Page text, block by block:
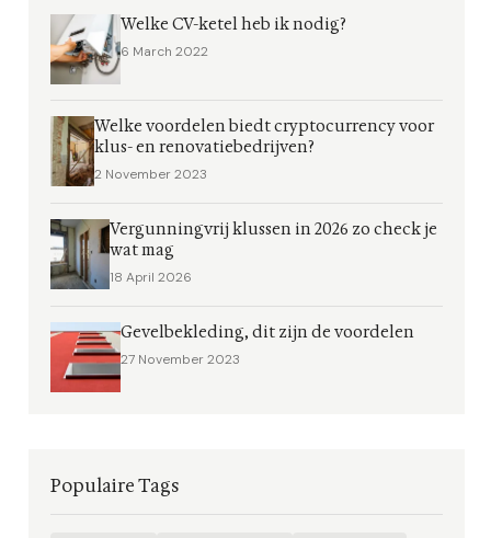
Welke CV-ketel heb ik nodig?
6 March 2022
Welke voordelen biedt cryptocurrency voor
klus- en renovatiebedrijven?
2 November 2023
Vergunningvrij klussen in 2026 zo check je
wat mag
18 April 2026
Gevelbekleding, dit zijn de voordelen
27 November 2023
Populaire Tags